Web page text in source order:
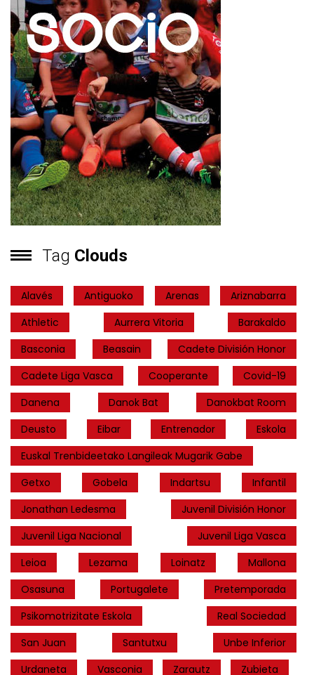
Tag Clouds
Alavés Antiguoko Arenas
Ariznabarra
Athletic
Aurrera Vitoria
Barakaldo
Basconia
Beasain
Cadete División Honor
Cadete Liga Vasca
Cooperante
Covid-19
Danena
Danok Bat
Danokbat Room
Deusto
Eibar Entrenador
Eskola
Euskal Trenbideetako Langileak Mugarik Gabe
Getxo
Gobela Indartsu
Infantil
Jonathan Ledesma
Juvenil División Honor
Juvenil Liga Nacional
Juvenil Liga Vasca
Leioa
Lezama Loinatz
Mallona
Osasuna
Portugalete
Pretemporada
Psikomotrizitate Eskola
Real Sociedad
San Juan
Santutxu
Unbe Inferior
Urdaneta
Vasconia Zarautz Zubieta